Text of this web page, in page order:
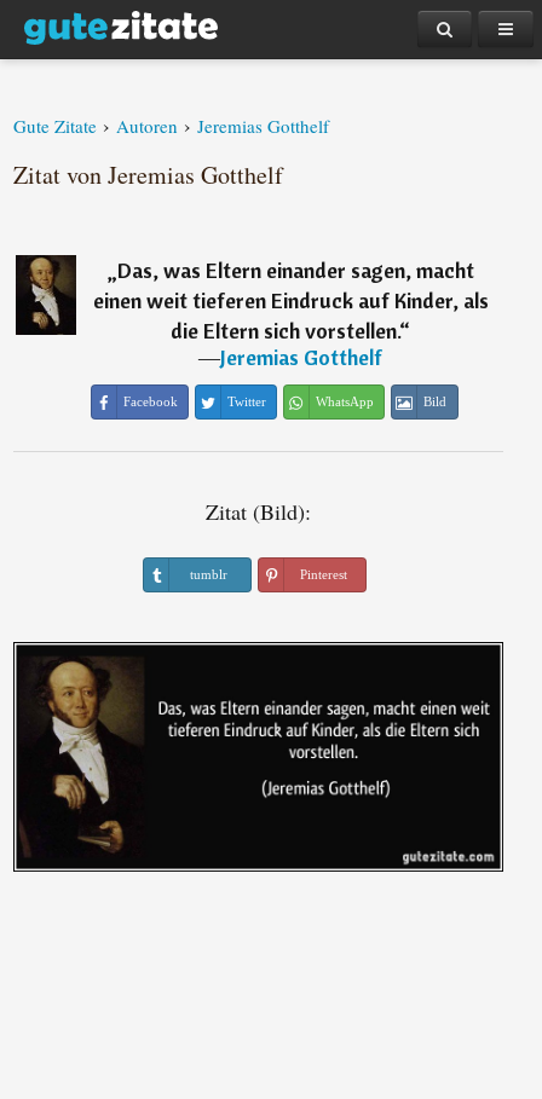
Gute Zitate › Autoren › Jeremias Gotthelf
Zitat von Jeremias Gotthelf
„Das, was Eltern einander sagen, macht
einen weit tieferen Eindruck auf Kinder, als
die Eltern sich vorstellen.“
―Jeremias Gotthelf
Facebook Twitter WhatsApp Bild
Zitat (Bild):
tumblr Pinterest